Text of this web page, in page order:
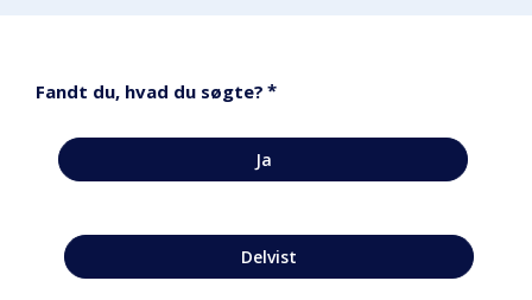
Fandt du, hvad du søgte? *
Ja
Delvist